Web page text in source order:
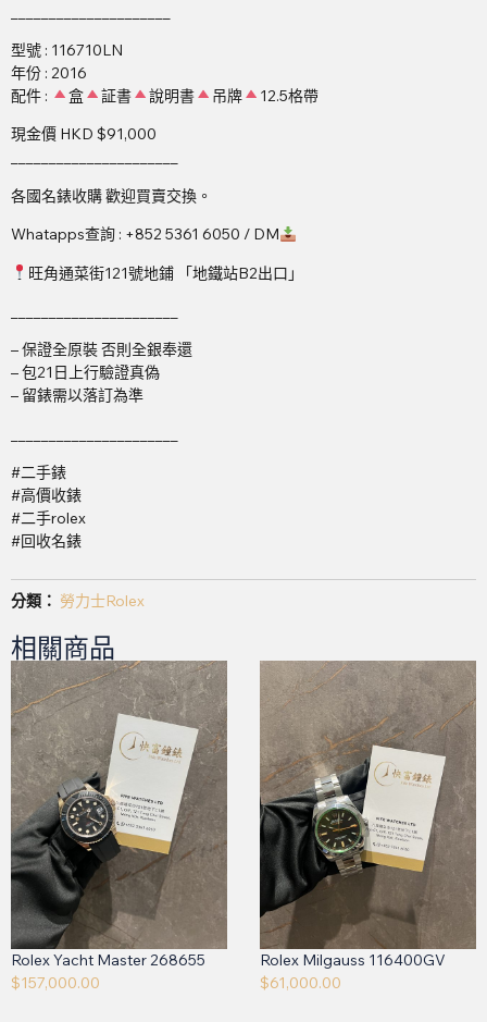
型號 : 116710LN
年份 : 2016
配件 :
盒 証書 說明書 吊牌
12.5格帶
現金價 HKD $91,000
各國名錶收購 歡迎買賣交換。
Whatapps查詢 : +852 5361 6050 / DM
旺角通菜街121號地鋪 「地鐵站B2出口」
– 保證全原裝 否則全銀奉還
– 包21日上行驗證真偽
– 留錶需以落訂為準
#二手錶
#高價收錶
#二手rolex
#回收名錶
分類： 勞力士Rolex
相關商品
Rolex Yacht Master 268655
$157,000.00
Rolex Milgauss 116400GV
$61,000.00